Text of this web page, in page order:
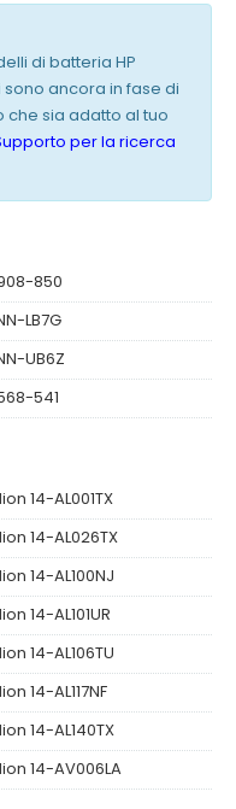
di batteria HP
sono ancora in fase di
che sia adatto al tuo
per la ricerca
850
LB7G
UB6Z
541
14-AL001TX
14-AL026TX
14-AL100NJ
14-AL101UR
14-AL106TU
14-AL117NF
14-AL140TX
14-AV006LA